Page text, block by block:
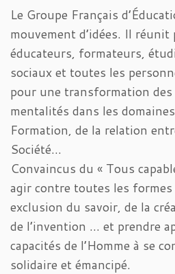
Le Groupe Français
mouvement d’idées. Il
éducateurs, formateurs,
sociaux et toutes les
pour une transformation
mentalités dans les
Formation, de la relation
Société…
Convaincus du « Tous
agir contre toutes les formes
exclusion du savoir, de la
de l’invention … et prendre
capacités de l’Homme à se
solidaire et émancipé.